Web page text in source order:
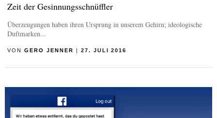
Zeit der Gesinnungsschnüffler
Überzeugungen haben ihren Ursprung in unserem Gehirn; ideologische
Duftmarken...
VON GERO JENNER | 27. JULI 2016